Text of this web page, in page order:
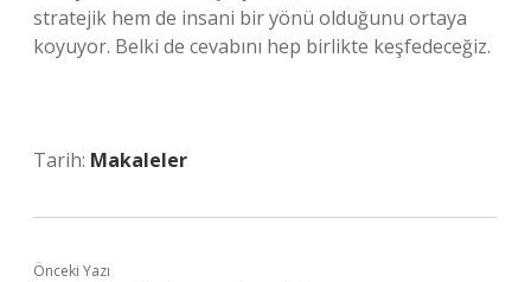
stratejik hem de insani bir yönü olduğunu ortaya
koyuyor. Belki de cevabını hep birlikte keşfedeceğiz.
Tarih: Makaleler
Önceki Yazı